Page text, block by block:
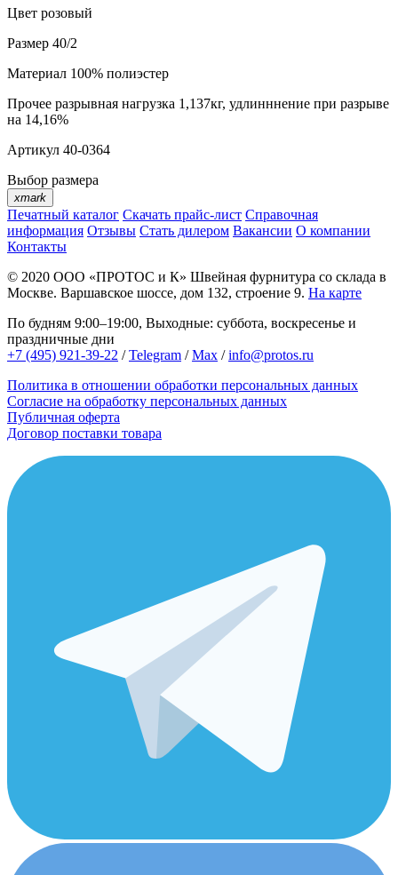
Цвет розовый
Размер 40/2
Материал 100% полиэстер
Прочее разрывная нагрузка 1,137кг, удлинннение при разрыве
на 14,16%
Артикул 40-0364
Выбор размера
xmark
Печатный каталог Скачать прайс-лист Справочная
информация Отзывы Стать дилером Вакансии О компании
Контакты
© 2020 ООО «ПРОТОС и К» Швейная фурнитура со склада в
Москве. Варшавское шоссе, дом 132, строение 9. На карте
По будням 9:00–19:00, Выходные: суббота, воскресенье и
праздничные дни
+7 (495) 921-39-22 /Telegram /Max /info@protos.ru
Политика в отношении обработки персональных данных
Согласие на обработку персональных данных
Публичная оферта
Договор поставки товара